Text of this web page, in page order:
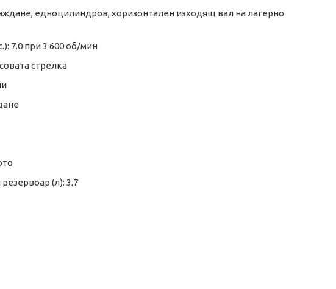
едноцилиндров, хоризонтален изходящ вал на лагерно
7.0 при 3 600 об/мин
стрелка
(л): 3.7